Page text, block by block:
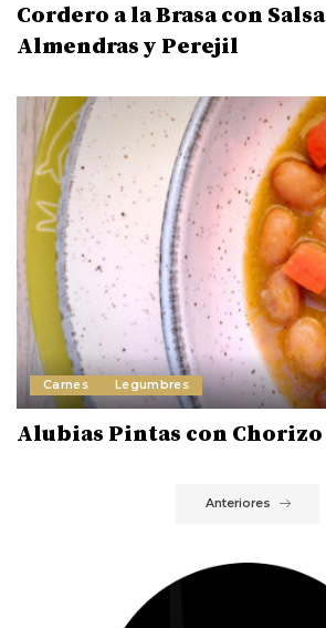
Cordero a la Brasa con
Almendras y Perejil
Carnes Legumbres
Alubias Pintas con Chorizo
Anteriores